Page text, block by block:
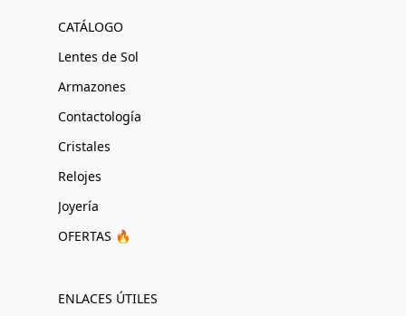
CATÁLOGO
Lentes de Sol
Armazones
Contactología
Cristales
Relojes
Joyería
OFERTAS 🔥
ENLACES ÚTILES